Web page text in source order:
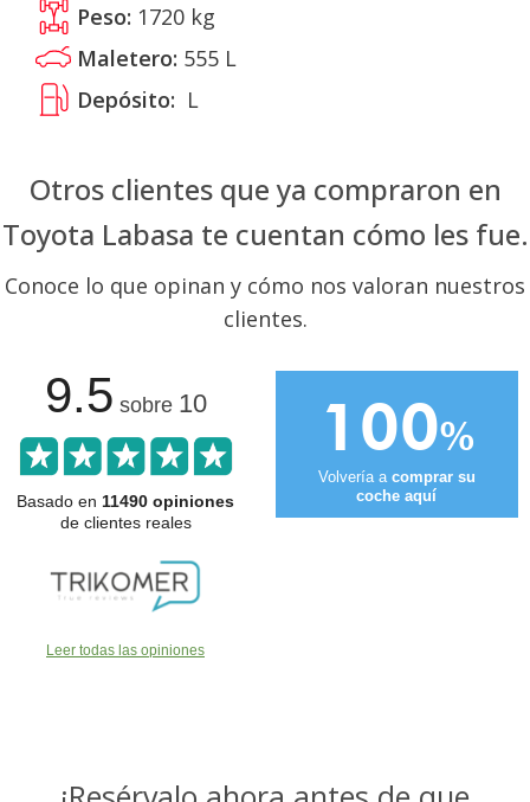
Peso: 1720 kg
Maletero: 555 L
Depósito: L
Otros clientes que ya compraron en
Toyota Labasa te cuentan cómo les fue.
Conoce lo que opinan y cómo nos valoran nuestros
clientes.
9.5 sobre 10
Basado en11490 opiniones
de clientes reales
Leer todas las opiniones
100%
Volvería a comprar su
coche aquí